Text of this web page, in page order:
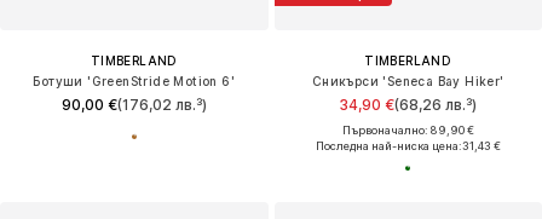
TIMBERLAND
Ботуши 'GreenStride Motion 6'
90,00 €(176,02 лв.³)
TIMBERLAND
Сникърси 'Seneca Bay Hiker'
34,90 €(68,26 лв.³)
Първоначално: 89,90 €
Последна най-ниска цена:31,43 €